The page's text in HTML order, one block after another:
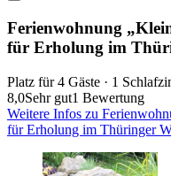
Ferienwohnung
für Erholung im
Platz für 4 Gäste · 1
8,0Sehr gut1 Bewertung
Weitere Infos zu
für Erholung im Thüringer